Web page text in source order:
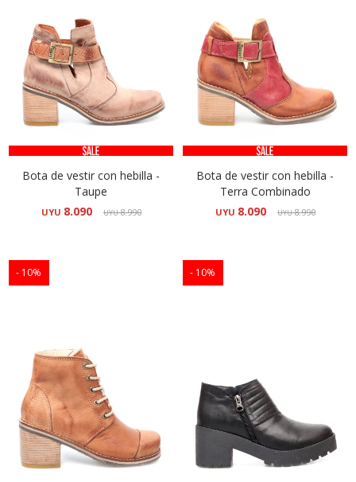
Bota de vestir con hebilla -
Taupe
UYU 8.090 UYU8.990
Bota de vestir con hebilla -
Terra Combinado
UYU 8.090 UYU8.990
10 10